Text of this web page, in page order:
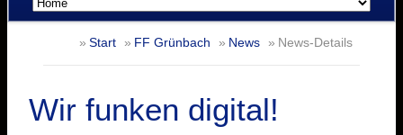
überspringen
Start FF Grünbach News News-Details
Wir funken digital!